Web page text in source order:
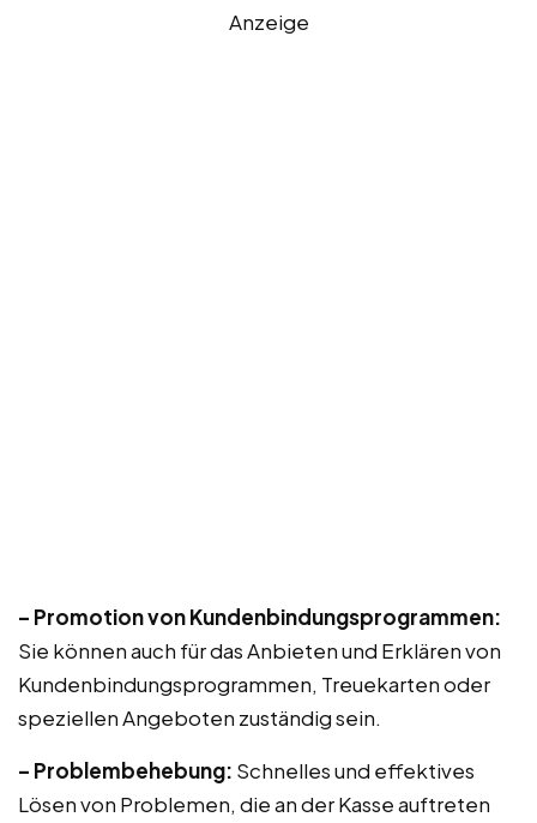
Anzeige
– Promotion von Kundenbindungsprogrammen:
Sie können auch für das Anbieten und Erklären von
Kundenbindungsprogrammen, Treuekarten oder
speziellen Angeboten zuständig sein.
– Problembehebung: Schnelles und effektives
Lösen von Problemen, die an der Kasse auftreten